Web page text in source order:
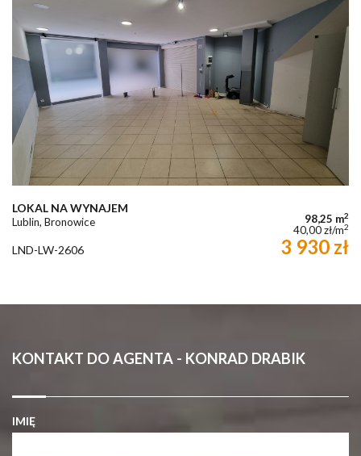
LOKAL NA WYNAJEM
Lublin, Bronowice 98,25 m2
40,00 zł/m2
LND-LW-2606 3 930 zł
KONTAKT DO AGENTA - KONRAD DRABIK
IMIĘ